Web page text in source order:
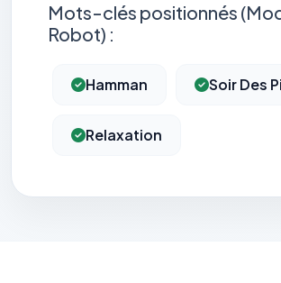
Mots-clés positionnés
Robot) :
Hamman Soir Des
Relaxation